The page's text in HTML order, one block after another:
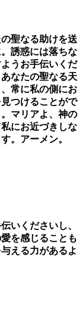
聖なる助けを送
誘惑には落ちな
うお手伝いくだ
なたの聖なる天
常に私の側にお
つけることがで
マリアよ、神の
にお近づきしな
。アーメン。
いくださいし、
を感じることも
える力があるよ